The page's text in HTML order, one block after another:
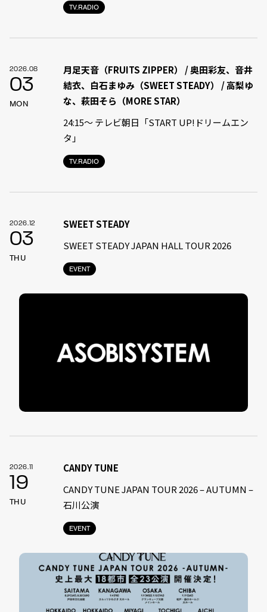
TV.RADIO
2026.08
03
MON
TV.RADIO
月足天音（FRUITS ZIPPER） / 奥田彩友、音井
結衣、白石まゆみ（SWEET STEADY） / 高梨ゆ
な、萩田そら（MORE STAR）
24:15〜 テレビ朝日「START UP!ドリームエン
タ」
2026.12
03
THU
EVENT
SWEET STEADY
SWEET STEADY JAPAN HALL TOUR 2026
2026.11
19
THU
EVENT
CANDY TUNE
CANDY TUNE JAPAN TOUR 2026 – AUTUMN –
石川公演